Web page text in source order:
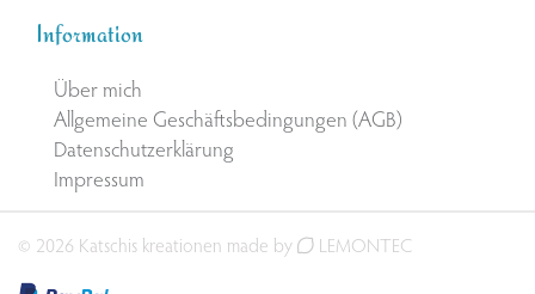
Information
Über mich
Allgemeine Geschäftsbedingungen (AGB)
Datenschutzerklärung
Impressum
© 2026 Katschis kreationen made by LEMONTEC